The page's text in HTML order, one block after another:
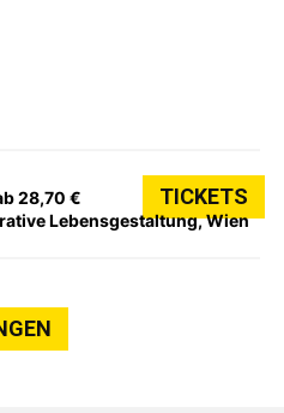
Lebensgestaltung, Wien
28,70 € TICKETS